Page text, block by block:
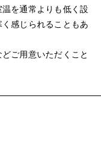
を通常よりも低く設
感じられることもあ
ご用意いただくこと